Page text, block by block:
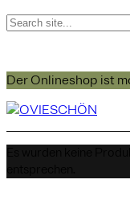
Der Onlineshop ist